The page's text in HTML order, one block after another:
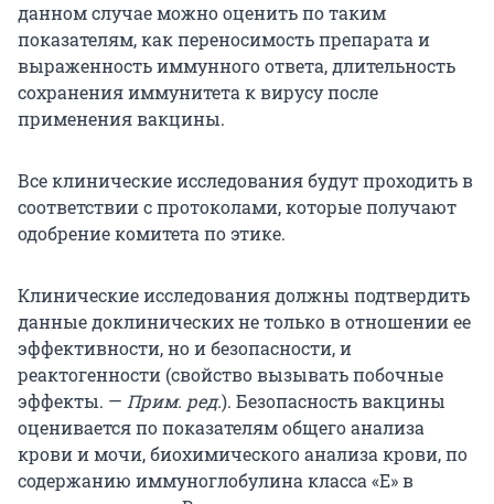
данном случае можно оценить по таким
показателям, как переносимость препарата и
выраженность иммунного ответа, длительность
сохранения иммунитета к вирусу после
применения вакцины.
Все клинические исследования будут проходить в
соответствии с протоколами, которые получают
одобрение комитета по этике.
Клинические исследования должны подтвердить
данные доклинических не только в отношении ее
эффективности, но и безопасности, и
реактогенности (свойство вызывать побочные
эффекты. — Прим. ред.). Безопасность вакцины
оценивается по показателям общего анализа
крови и мочи, биохимического анализа крови, по
содержанию иммуноглобулина класса «Е» в